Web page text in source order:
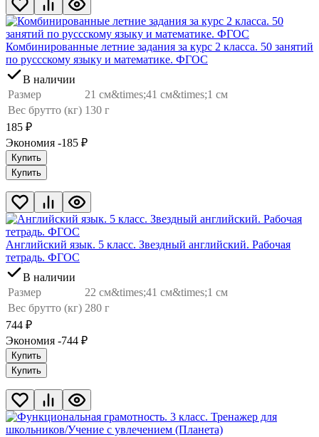
Комбинированные летние задания за курс 2 класса. 50 занятий
по руссскому языку и математике. ФГОС
В наличии
Размер
21 см&times;41 см&times;1 см
Вес брутто (кг) 130 г
185 ₽
Экономия -185 ₽
Купить
Купить
Английский язык. 5 класс. Звездный английский. Рабочая
тетрадь. ФГОС
В наличии
Размер
22 см&times;41 см&times;1 см
Вес брутто (кг) 280 г
744 ₽
Экономия -744 ₽
Купить
Купить